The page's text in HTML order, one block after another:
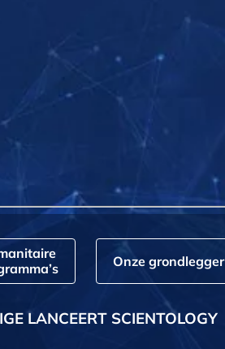
Onze grondlegger
LANCEERT SCIENTOLOGY